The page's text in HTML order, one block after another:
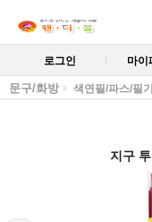
로그인 마이
문구/화방 색연필/파스/필
지구